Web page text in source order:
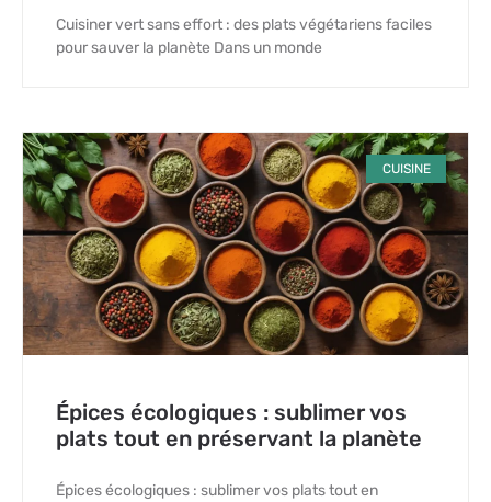
Cuisiner vert sans effort : des plats végétariens faciles
pour sauver la planète Dans un monde
CUISINE
Épices écologiques : sublimer vos
plats tout en préservant la planète
Épices écologiques : sublimer vos plats tout en